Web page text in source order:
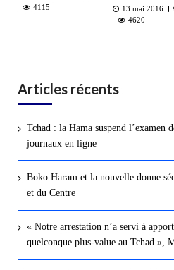
4115
13 mai 2016
4620
Articles récents
Tchad : la Hama suspend l’examen
journaux en ligne
Boko Haram et la nouvelle donne
et du Centre
« Notre arrestation n’a servi à
quelconque plus-value au Tchad »,